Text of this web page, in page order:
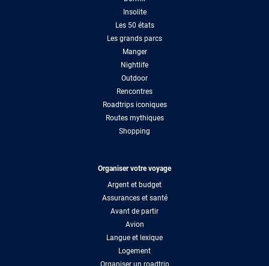
Insolite
Les 50 états
Les grands parcs
Manger
Nightlife
Outdoor
Rencontres
Roadtrips iconiques
Routes mythiques
Shopping
Organiser votre voyage
Argent et budget
Assurances et santé
Avant de partir
Avion
Langue et lexique
Logement
Organiser un roadtrip